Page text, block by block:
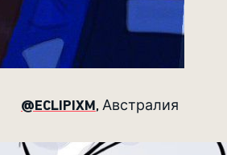
@ECLIPIXM, Австралия